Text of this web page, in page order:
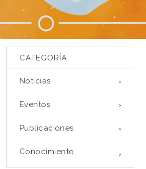
CATEGORÍA
Noticias
Eventos
Publicaciones
Conocimiento